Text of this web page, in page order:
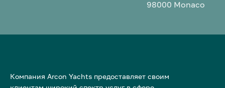
98000 Monaco
Компания Arcon Yachts предоставляет своим